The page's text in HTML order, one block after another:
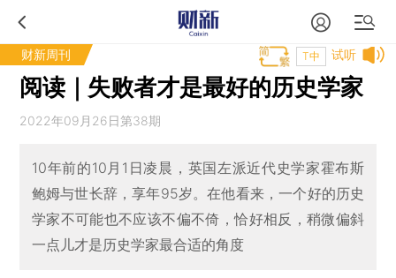
财新周刊 试听
T中
阅读｜失败者才是最好的历史学家
2022年09月26日第38期
10年前的10月1日凌晨，英国左派近代史学家霍布斯
鲍姆与世长辞，享年95岁。在他看来，一个好的历史
学家不可能也不应该不偏不倚，恰好相反，稍微偏斜
一点儿才是历史学家最合适的角度